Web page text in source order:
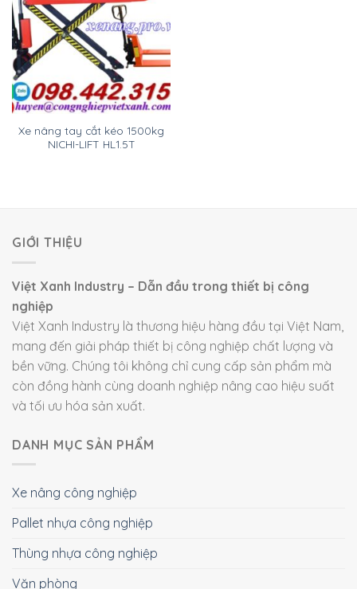
Xe nâng tay cắt kéo 1500kg
NICHI-LIFT HL1.5T
GIỚI THIỆU
Việt Xanh Industry – Dẫn đầu trong thiết bị công
nghiệp
Việt Xanh Industry là thương hiệu hàng đầu tại Việt Nam,
mang đến giải pháp thiết bị công nghiệp chất lượng và
bền vững. Chúng tôi không chỉ cung cấp sản phẩm mà
còn đồng hành cùng doanh nghiệp nâng cao hiệu suất
và tối ưu hóa sản xuất.
DANH MỤC SẢN PHẨM
Xe nâng công nghiệp
Pallet nhựa công nghiệp
Thùng nhựa công nghiệp
Văn phòng